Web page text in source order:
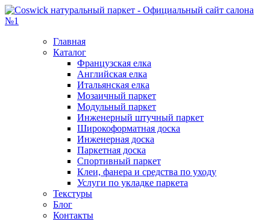
Главная
Каталог
Французская елка
Английская елка
Итальянская елка
Мозаичный паркет
Модульный паркет
Инженерный штучный паркет
Широкоформатная доска
Инженерная доска
Паркетная доска
Спортивный паркет
Клеи, фанера и средства по уходу
Услуги по укладке паркета
Текстуры
Блог
Контакты